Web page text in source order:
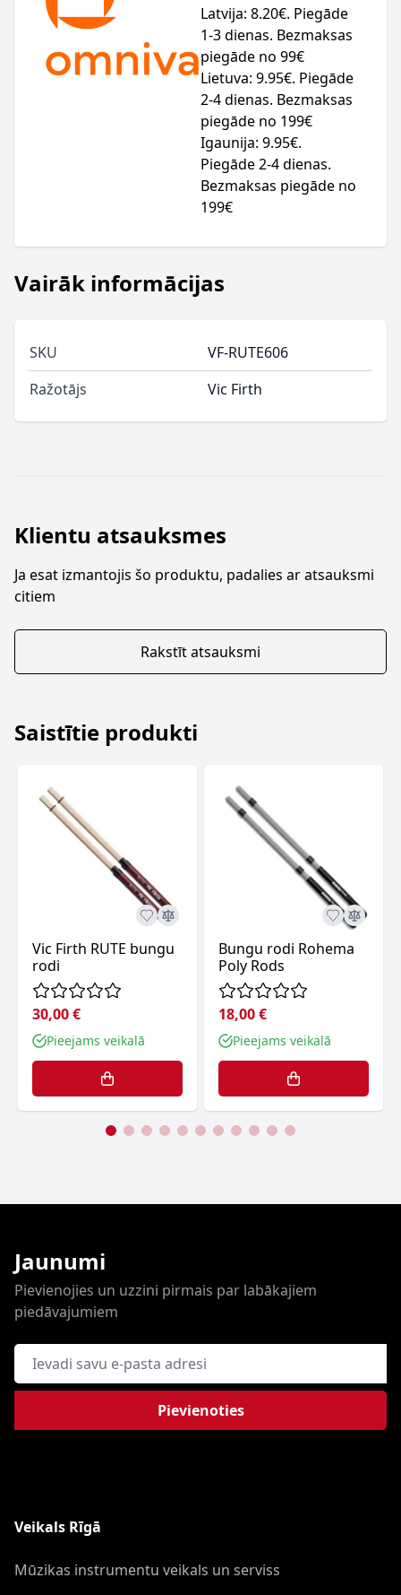
Latvija: 8.20€. Piegāde
1-3 dienas. Bezmaksas
piegāde no 99€
Lietuva: 9.95€. Piegāde
2-4 dienas. Bezmaksas
piegāde no 199€
Igaunija: 9.95€.
Piegāde 2-4 dienas.
Bezmaksas piegāde no
199€
Vairāk informācijas
SKU
VF-RUTE606
Ražotājs
Vic Firth
Klientu atsauksmes
Ja esat izmantojis šo produktu, padalies ar atsauksmi
citiem
Rakstīt atsauksmi
Saistītie produkti
Vic Firth RUTE bungu
rodi
30,00 €
Pieejams veikalā
Bungu rodi Rohema
Poly Rods
18,00 €
Pieejams veikalā
Jaunumi
Pievienojies un uzzini pirmais par labākajiem
piedāvajumiem
E-pasta adrese
Pievienoties
Veikals Rīgā
Mūzikas instrumentu veikals un serviss